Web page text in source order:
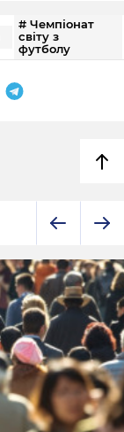
# Чемпіонат
світу з
футболу